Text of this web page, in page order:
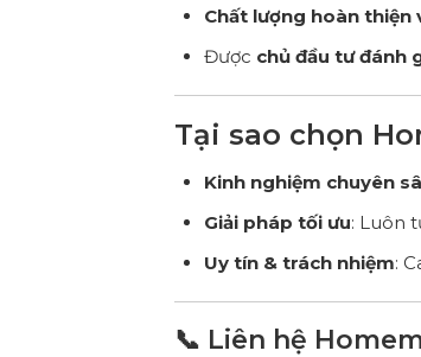
Chất lượng hoàn thiện
Được chủ đầu tư đánh
Tại sao chọn
Kinh nghiệm chuyên
Giải pháp tối ưu: Luôn
Uy tín & trách nhiệm:
📞 Liên hệ